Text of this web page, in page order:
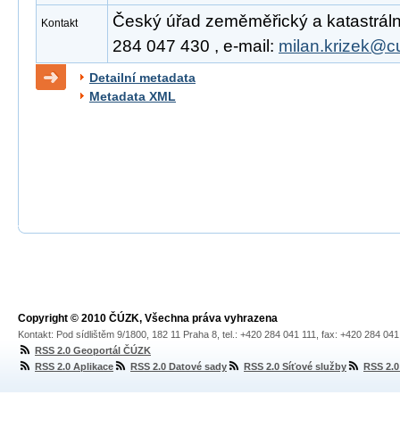
Kontakt
Český úřad zeměměřický a
284 047 430 , e-mail:
Detailní metadata
Metadata XML
Copyright © 2010 ČÚZK, Všechna práva vyhrazena
Kontakt: Pod sídlištěm 9/1800, 182 11 Praha 8, tel.: +420 284 041 111, fax: +420 284
RSS 2.0 Geoportál ČÚZK
RSS 2.0 Aplikace
RSS 2.0 Datové sady RSS 2.0 Síťové služby RSS